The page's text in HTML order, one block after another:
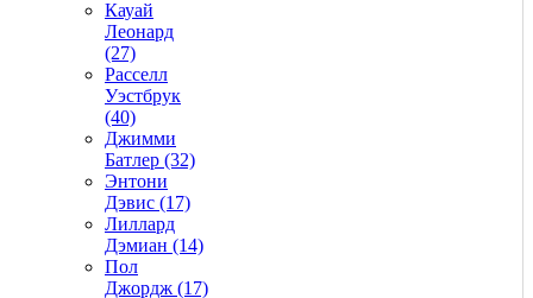
Кауай
Леонард
(27)
Расселл
Уэстбрук
(40)
Джимми
Батлер (32)
Энтони
Дэвис (17)
Лиллард
Дэмиан (14)
Пол
Джордж (17)